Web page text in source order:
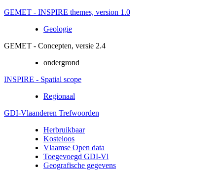
GEMET - INSPIRE themes, version 1.0
Geologie
GEMET - Concepten, versie 2.4
ondergrond
INSPIRE - Spatial scope
Regionaal
GDI-Vlaanderen Trefwoorden
Herbruikbaar
Kosteloos
Vlaamse Open data
Toegevoegd GDI-Vl
Geografische gegevens